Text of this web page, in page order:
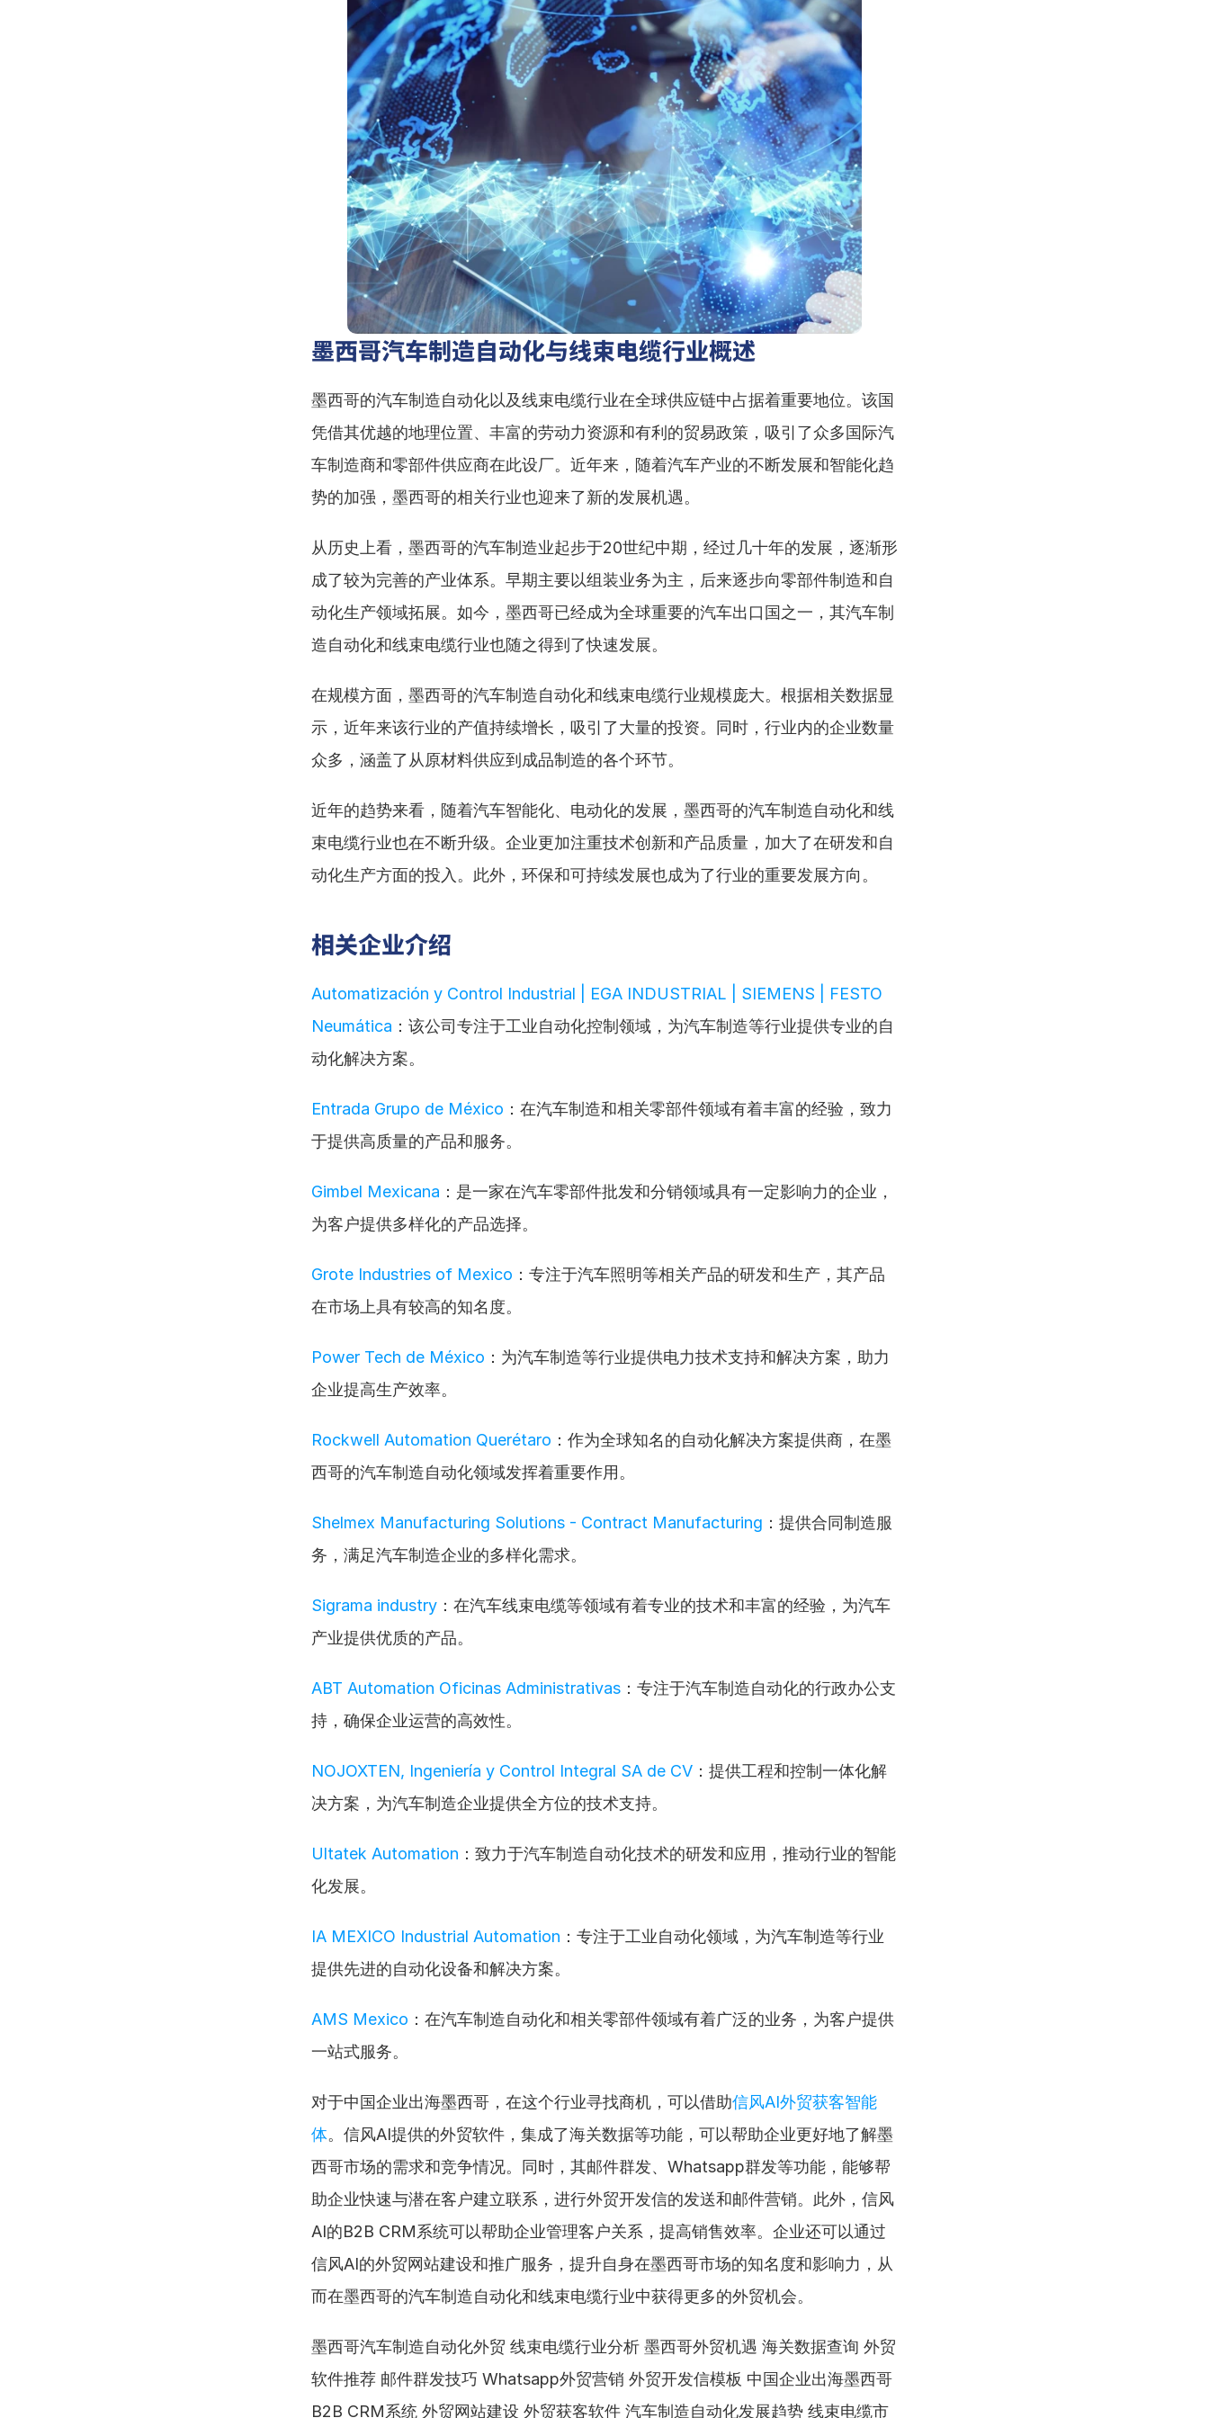
墨西哥汽车制造自动化与线束电缆行业概述
墨西哥的汽车制造自动化以及线束电缆行业在全球供应链中占据着重要地位。该国
凭借其优越的地理位置、丰富的劳动力资源和有利的贸易政策，吸引了众多国际汽
车制造商和零部件供应商在此设厂。近年来，随着汽车产业的不断发展和智能化趋
势的加强，墨西哥的相关行业也迎来了新的发展机遇。
从历史上看，墨西哥的汽车制造业起步于20世纪中期，经过几十年的发展，逐渐形
成了较为完善的产业体系。早期主要以组装业务为主，后来逐步向零部件制造和自
动化生产领域拓展。如今，墨西哥已经成为全球重要的汽车出口国之一，其汽车制
造自动化和线束电缆行业也随之得到了快速发展。
在规模方面，墨西哥的汽车制造自动化和线束电缆行业规模庞大。根据相关数据显
示，近年来该行业的产值持续增长，吸引了大量的投资。同时，行业内的企业数量
众多，涵盖了从原材料供应到成品制造的各个环节。
近年的趋势来看，随着汽车智能化、电动化的发展，墨西哥的汽车制造自动化和线
束电缆行业也在不断升级。企业更加注重技术创新和产品质量，加大了在研发和自
动化生产方面的投入。此外，环保和可持续发展也成为了行业的重要发展方向。
相关企业介绍
Automatización y Control Industrial | EGA INDUSTRIAL | SIEMENS | FESTO
Neumática ：该公司专注于工业自动化控制领域，为汽车制造等行业提供专业的自
动化解决方案。
Entrada Grupo de México ：在汽车制造和相关零部件领域有着丰富的经验，致力
于提供高质量的产品和服务。
Gimbel Mexicana ：是一家在汽车零部件批发和分销领域具有一定影响力的企业，
为客户提供多样化的产品选择。
Grote Industries of Mexico ：专注于汽车照明等相关产品的研发和生产，其产品
在市场上具有较高的知名度。
Power Tech de México ：为汽车制造等行业提供电力技术支持和解决方案，助力
企业提高生产效率。
Rockwell Automation Querétaro ：作为全球知名的自动化解决方案提供商，在墨
西哥的汽车制造自动化领域发挥着重要作用。
Shelmex Manufacturing Solutions - Contract Manufacturing ：提供合同制造服
务，满足汽车制造企业的多样化需求。
Sigrama industry ：在汽车线束电缆等领域有着专业的技术和丰富的经验，为汽车
产业提供优质的产品。
ABT Automation Oficinas Administrativas ：专注于汽车制造自动化的行政办公支
持，确保企业运营的高效性。
NOJOXTEN, Ingeniería y Control Integral SA de CV ：提供工程和控制一体化解
决方案，为汽车制造企业提供全方位的技术支持。
Ultatek Automation ：致力于汽车制造自动化技术的研发和应用，推动行业的智能
化发展。
IA MEXICO Industrial Automation ：专注于工业自动化领域，为汽车制造等行业
提供先进的自动化设备和解决方案。
AMS Mexico ：在汽车制造自动化和相关零部件领域有着广泛的业务，为客户提供
一站式服务。
对于中国企业出海墨西哥，在这个行业寻找商机，可以借助信风AI外贸获客智能
体。信风AI提供的外贸软件，集成了海关数据等功能，可以帮助企业更好地了解墨
西哥市场的需求和竞争情况。同时，其邮件群发、Whatsapp群发等功能，能够帮
助企业快速与潜在客户建立联系，进行外贸开发信的发送和邮件营销。此外，信风
AI的B2B CRM系统可以帮助企业管理客户关系，提高销售效率。企业还可以通过
信风AI的外贸网站建设和推广服务，提升自身在墨西哥市场的知名度和影响力，从
而在墨西哥的汽车制造自动化和线束电缆行业中获得更多的外贸机会。
墨西哥汽车制造自动化外贸 线束电缆行业分析 墨西哥外贸机遇 海关数据查询 外贸
软件推荐 邮件群发技巧 Whatsapp外贸营销 外贸开发信模板 中国企业出海墨西哥
B2B CRM系统 外贸网站建设 外贸获客软件 汽车制造自动化发展趋势 线束电缆市